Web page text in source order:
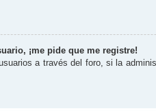
¡me pide que me registre!
a través del foro, si la